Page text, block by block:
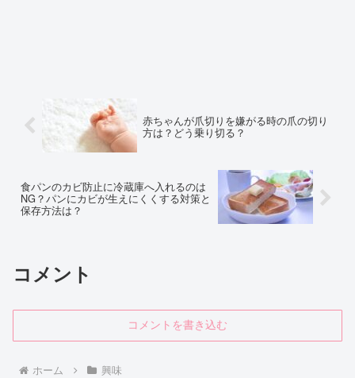
赤ちゃんが爪切りを嫌がる時の爪の切り
方は？どう乗り切る？
食パンのカビ防止に冷蔵庫へ入れるのは
NG？パンにカビが生えにくくする対策と
保存方法は？
コメント
コメントを書き込む
ホーム 興味